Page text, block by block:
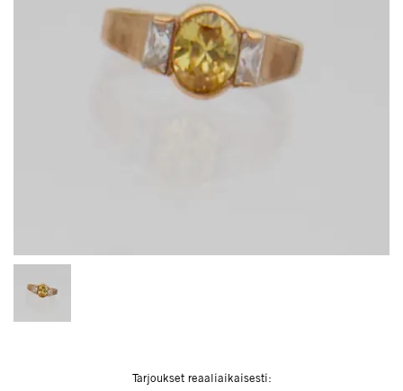
Tarjoukset reaaliaikaisesti: